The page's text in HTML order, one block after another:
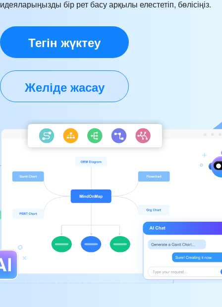
идеяларыңызды бір рет басу арқылы елестетіп, бөлісіңіз.
Тегін жүктеу
Желіде жасау